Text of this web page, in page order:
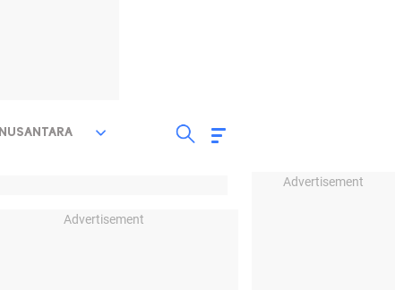
Advertisement
NUSANTARA
Advertisement